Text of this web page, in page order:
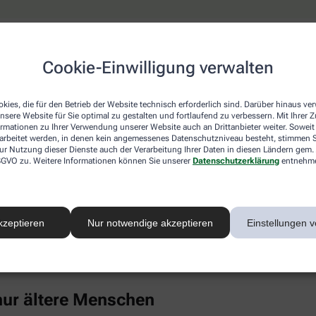
Cookie-Einwilligung verwalten
die für den Betrieb der Website technisch erforderlich sind. Darüber hinaus
Website für Sie optimal zu gestalten und fortlaufend zu verbessern. Mit Ihrer
zu Ihrer Verwendung unserer Website auch an Drittanbieter weiter. Soweit
werden, in denen kein angemessenes Datenschutzniveau besteht, stimmen
Nutzung dieser Dienste auch der Verarbeitung Ihrer Daten in diesen Ländern
zu. Weitere Informationen können Sie unserer Datenschutzerklärung
Nur notwendige akzeptieren Einstellungen
erhöhten Cholesterinwerte
wähnt sich oft in Sicherheit, weil hohe Cholesterinwerte
die Blutfettwerte in die Höhe treiben. Dazu gehören auch
chronischer Stress, Alkoholkonsum und Medikamente wie
Baby-Pille untersucht und bei jungen Frauen (14 bis 19
Punkt 4). Als großer Risikofaktor hat sich in den
Cholesterin im Blut.
kann sich in der Gefäßwand ablagern, chronische
unter anderem mit einem deutlich gesteigerten Risiko
im Blut ist überwiegend genetisch bestimmt,
gesunden Lebensstil merklich senken (wenngleich
im Leben bestimmen zu lassen.
ältere Menschen